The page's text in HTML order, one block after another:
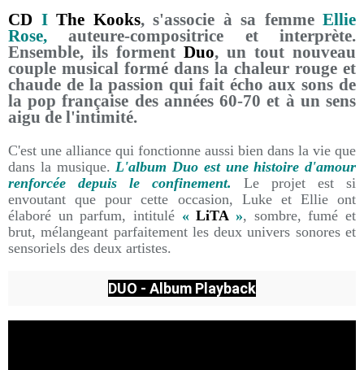
CD I The Kooks, s'associe à sa femme Ellie
Rose, auteure-compositrice et interprète.
Ensemble, ils forment Duo, un tout nouveau
couple musical formé dans la chaleur rouge et
chaude de la passion qui fait écho aux sons de
la pop française des années 60-70 et à un sens
aigu de l'intimité.
C'est une alliance qui fonctionne aussi bien dans la vie que
dans la musique. L'album Duo est une histoire d'amour
renforcée depuis le confinement. Le projet est si
envoutant que pour cette occasion, Luke et Ellie ont
élaboré un parfum, intitulé «LiTA », sombre, fumé et
brut, mélangeant parfaitement les deux univers sonores et
sensoriels des deux artistes.
DUO - Album Playback